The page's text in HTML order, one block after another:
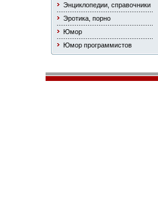
Энциклопедии, справочники
Эротика, порно
Юмор
Юмор программистов